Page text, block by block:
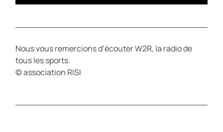
Nous vous remercions d’écouter W2R, la radio de
tous les sports.
© association RISI